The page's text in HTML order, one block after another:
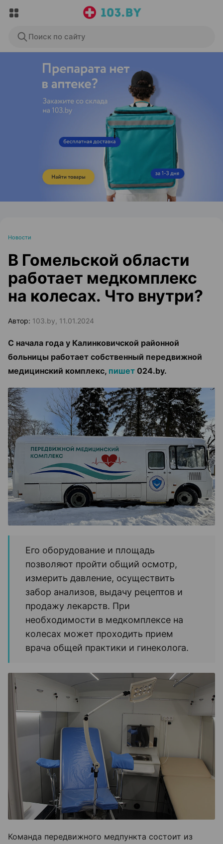
Поиск по сайту
ЭФФЕКТИВНАЯ РЕКЛАМА НА САЙТЕ
Новости
В Гомельской области
работает медкомплекс
на колесах. Что внутри?
Автор: 103.by, 11.01.2024
С начала года у Калинковичской районной
больницы работает собственный передвижной
медицинский комплекс, пишет 024.by.
Его оборудование и площадь
позволяют пройти общий осмотр,
измерить давление, осуществить
забор анализов, выдачу рецептов и
продажу лекарств. При
необходимости в медкомплексе на
колесах может проходить прием
врача общей практики и гинеколога.
Команда передвижного медпункта состоит из